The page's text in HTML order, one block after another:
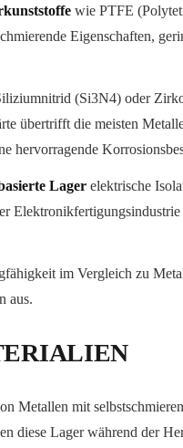
wie PTFE
Eigenschaften,
(Si3N4) oder
übertrifft die meisten
hervorragende
Lager elektrische
im Vergleich zu
aus.
Metallen mit
diese Lager während der